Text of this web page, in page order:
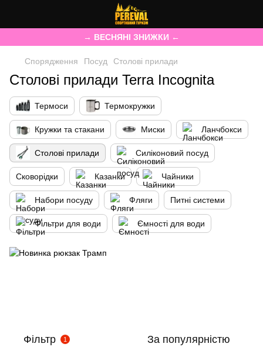
→ ВЕСНЯНІ ЗНИЖКИ ←
Спорядження Посуд Столові прилади
Столові прилади Terra Incognita
Термоси Термокружки
Кружки та стакани Миски Ланчбокси
Столові прилади Силіконовий посуд
Сковорідки Казанки Чайники
Набори посуду Фляги Питні системи
Фільтри для води Ємності для води
Фільтр 1 За популярністю